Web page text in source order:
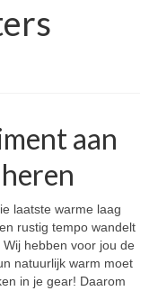
aan
laatste warme laag
rustig tempo wandelt
hebben voor jou de
natuurlijk warm moet
in je gear! Daarom